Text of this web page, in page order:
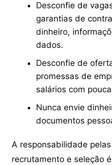
Desconfie de
garantias de
dinheiro,
dados.
Desconfie de
promessas de
salários com
Nunca envie
documentos
A responsabilidade
recrutamento e seleção